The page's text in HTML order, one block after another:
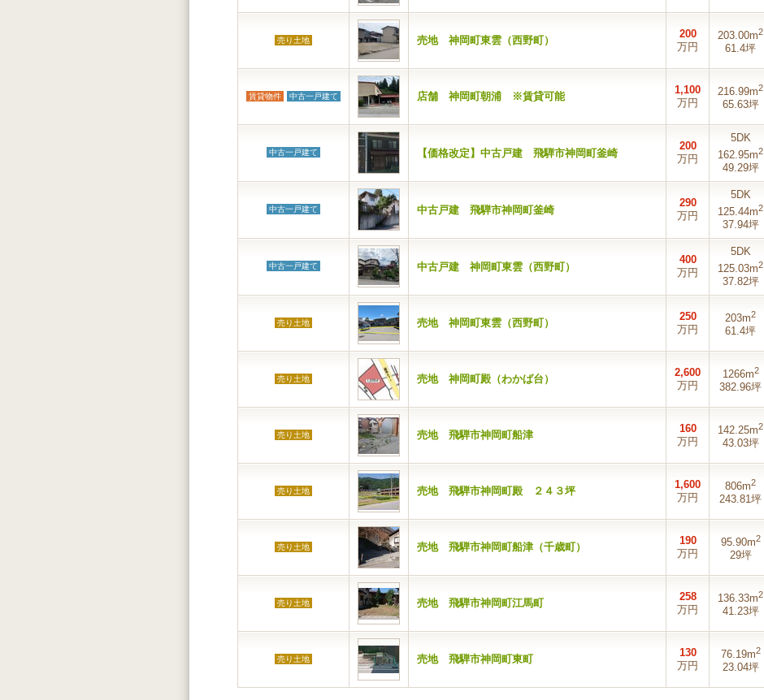
売り土地 売地 神岡町東雲（西野町）
200
万円
203.00m2
61.4坪
賃貸物件 中古一戸建て 店舗 神岡町朝浦 ※賃貸可能
1,100
万円
216.99m2
65.63坪
中古一戸建て 【価格改定】中古戸建 飛騨市神岡町釜崎
200
万円
5DK
162.95m2
49.29坪
中古一戸建て 中古戸建 飛騨市神岡町釜崎
290
万円
5DK
125.44m2
37.94坪
中古一戸建て 中古戸建 神岡町東雲（西野町）
400
万円
5DK
125.03m2
37.82坪
売り土地 売地 神岡町東雲（西野町）
250
万円
203m2
61.4坪
売り土地 売地 神岡町殿（わかば台）
2,600
万円
1266m2
382.96坪
売り土地 売地 飛騨市神岡町船津
160
万円
142.25m2
43.03坪
売り土地 売地 飛騨市神岡町殿 ２４３坪
1,600
万円
806m2
243.81坪
売り土地 売地 飛騨市神岡町船津（千歳町）
190
万円
95.90m2
29坪
売り土地 売地 飛騨市神岡町江馬町
258
万円
136.33m2
41.23坪
売り土地 売地 飛騨市神岡町東町
130
万円
76.19m2
23.04坪